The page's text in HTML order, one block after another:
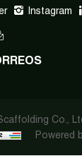
Instagram
Co.,
Powered